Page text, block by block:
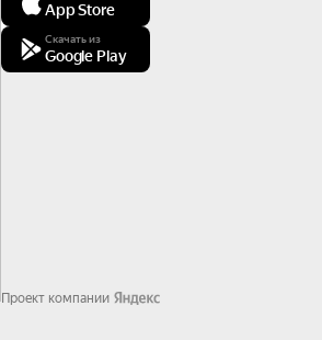
App Store
Скачать из
Google Play
Проект компании